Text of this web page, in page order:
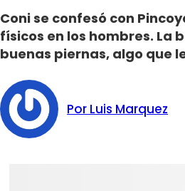
Coni se confesó con
físicos en los hombres. La
buenas piernas, algo que
Por Luis Marquez